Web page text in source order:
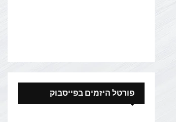
פורטל היזמים בפייסבוק